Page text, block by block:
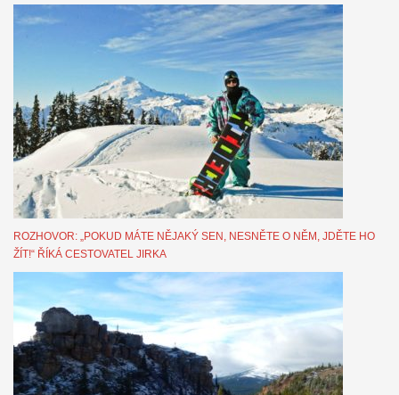
ROZHOVOR: „POKUD MÁTE NĚJAKÝ SEN, NESNĚTE O NĚM, JDĚTE HO
ŽÍT!“ ŘÍKÁ CESTOVATEL JIRKA